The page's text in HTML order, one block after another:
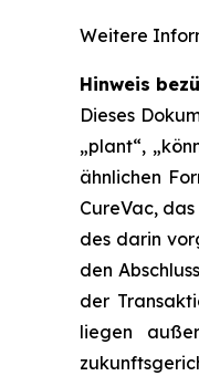
Weitere
Hinweis
Dieses
„plant“,
ähnlichen
CureVac,
des darin
den
der
liegen